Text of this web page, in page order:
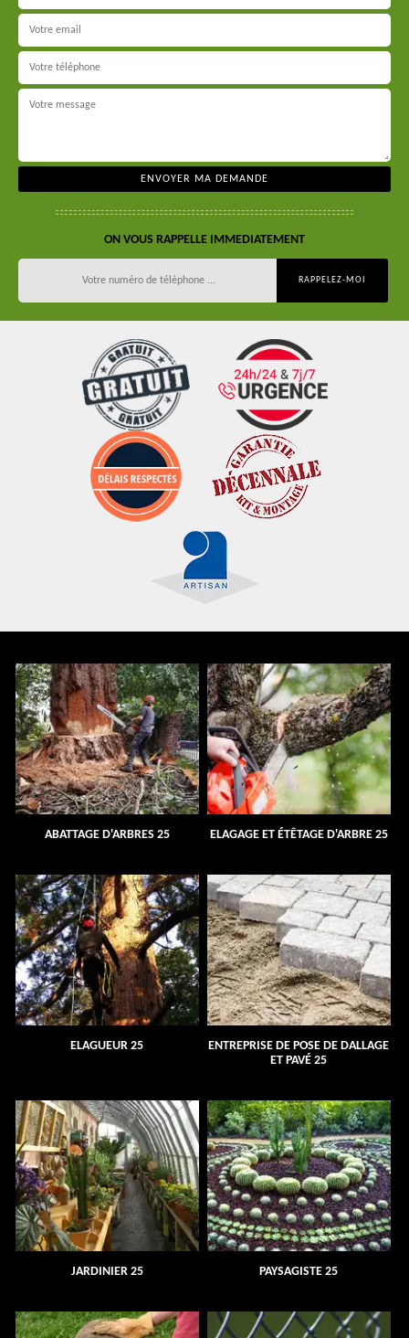
ON VOUS RAPPELLE IMMEDIATEMENT
ABATTAGE D'ARBRES 25 ELAGAGE ET ÉTÊTAGE D'ARBRE 25
ELAGUEUR 25
ENTREPRISE DE POSE DE DALLAGE
ET PAVÉ 25
JARDINIER 25 PAYSAGISTE 25